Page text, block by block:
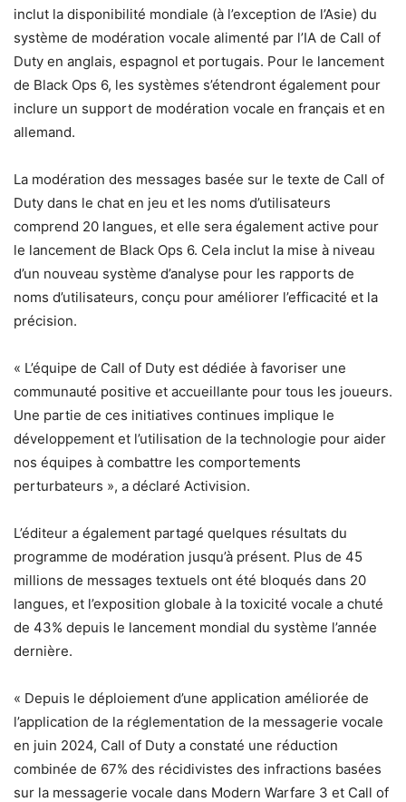
inclut la disponibilité mondiale (à l’exception de l’Asie) du
système de modération vocale alimenté par l’IA de Call of
Duty en anglais, espagnol et portugais. Pour le lancement
de Black Ops 6, les systèmes s’étendront également pour
inclure un support de modération vocale en français et en
allemand.
La modération des messages basée sur le texte de Call of
Duty dans le chat en jeu et les noms d’utilisateurs
comprend 20 langues, et elle sera également active pour
le lancement de Black Ops 6. Cela inclut la mise à niveau
d’un nouveau système d’analyse pour les rapports de
noms d’utilisateurs, conçu pour améliorer l’efficacité et la
précision.
« L’équipe de Call of Duty est dédiée à favoriser une
communauté positive et accueillante pour tous les joueurs.
Une partie de ces initiatives continues implique le
développement et l’utilisation de la technologie pour aider
nos équipes à combattre les comportements
perturbateurs », a déclaré Activision.
L’éditeur a également partagé quelques résultats du
programme de modération jusqu’à présent. Plus de 45
millions de messages textuels ont été bloqués dans 20
langues, et l’exposition globale à la toxicité vocale a chuté
de 43% depuis le lancement mondial du système l’année
dernière.
« Depuis le déploiement d’une application améliorée de
l’application de la réglementation de la messagerie vocale
en juin 2024, Call of Duty a constaté une réduction
combinée de 67% des récidivistes des infractions basées
sur la messagerie vocale dans Modern Warfare 3 et Call of